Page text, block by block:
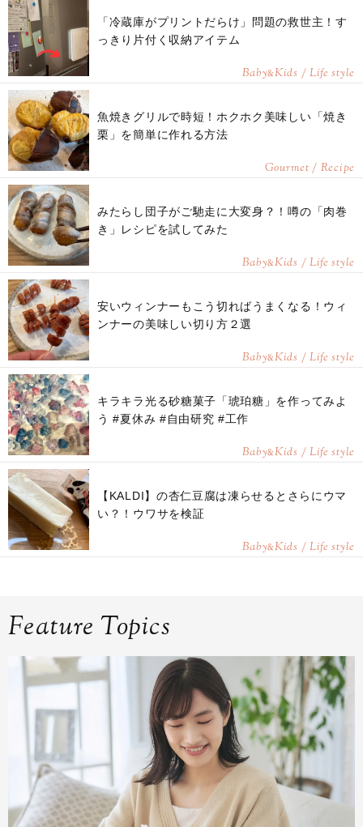
「冷蔵庫がプリントだらけ」問題の救世主！す
っきり片付く収納アイテム
Baby&Kids / Life style
魚焼きグリルで時短！ホクホク美味しい「焼き
栗」を簡単に作れる方法
Gourmet / Recipe
みたらし団子がご馳走に大変身？！噂の「肉巻
き」レシピを試してみた
Baby&Kids / Life style
安いウィンナーもこう切ればうまくなる！ウィ
ンナーの美味しい切り方２選
Baby&Kids / Life style
キラキラ光る砂糖菓子「琥珀糖」を作ってみよ
う #夏休み #自由研究 #工作
Baby&Kids / Life style
【KALDI】の杏仁豆腐は凍らせるとさらにウマ
い？！ウワサを検証
Baby&Kids / Life style
Feature Topics